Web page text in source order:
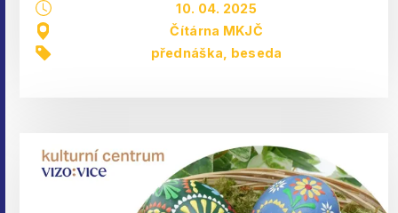
10. 04. 2025
Čítárna MKJČ
přednáška, beseda